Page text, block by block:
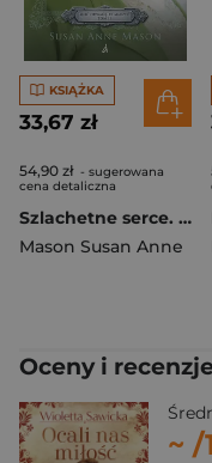
KSIĄŻKA
33,67 zł
54,90 zł - sugerowana
cena detaliczna
Szlachetne serce. Mieć odwagę, by marzyć. Tom 2 wyd. 2026
Mason Susan Anne
Oceny i
~ /